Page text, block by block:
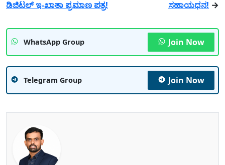
ಡಿಜಿಟಲ್ ಇ-ಖಾತಾ ಪ್ರಮಾಣ ಪತ್ರ!
ಸಹಾಯಧನ! →
WhatsApp Group Join Now
Telegram Group Join Now